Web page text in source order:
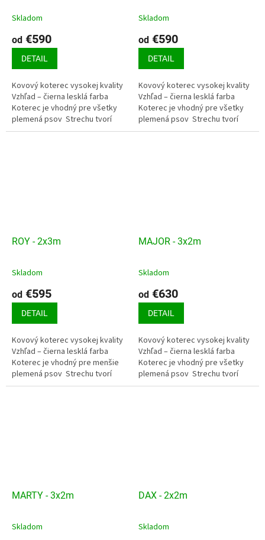
Skladom
od €590
DETAIL
Kovový koterec vysokej kvality
Vzhľad – čierna lesklá farba
Koterec je vhodný pre všetky
plemená psov Strechu tvorí
pozinkovaný trapézový plech
Skladom
od €590
DETAIL
Kovový koterec vysokej kvality
Vzhľad – čierna lesklá farba
Koterec je vhodný pre všetky
plemená psov Strechu tvorí
pozinkovaný trapézový plech
ROY - 2x3m
Skladom
od €595
DETAIL
Kovový koterec vysokej kvality
Vzhľad – čierna lesklá farba
Koterec je vhodný pre menšie
plemená psov Strechu tvorí
pozinkovaný trapézový plech
MAJOR - 3x2m
Skladom
od €630
DETAIL
Kovový koterec vysokej kvality
Vzhľad – čierna lesklá farba
Koterec je vhodný pre všetky
plemená psov Strechu tvorí
pozinkovaný trapézový plech
MARTY - 3x2m
Skladom
DAX - 2x2m
Skladom